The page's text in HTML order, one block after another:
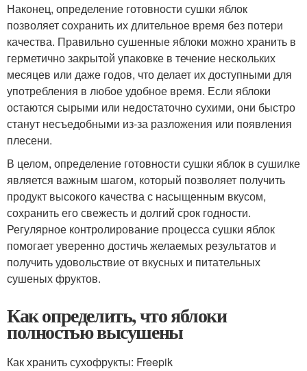
Наконец, определение готовности сушки яблок
позволяет сохранить их длительное время без потери
качества. Правильно сушенные яблоки можно хранить в
герметично закрытой упаковке в течение нескольких
месяцев или даже годов, что делает их доступными для
употребления в любое удобное время. Если яблоки
остаются сырыми или недостаточно сухими, они быстро
станут несъедобными из-за разложения или появления
плесени.
В целом, определение готовности сушки яблок в сушилке
является важным шагом, который позволяет получить
продукт высокого качества с насыщенным вкусом,
сохранить его свежесть и долгий срок годности.
Регулярное контролирование процесса сушки яблок
помогает уверенно достичь желаемых результатов и
получить удовольствие от вкусных и питательных
сушеных фруктов.
Как определить, что яблоки
полностью высушены
Как хранить сухофрукты: Freepik